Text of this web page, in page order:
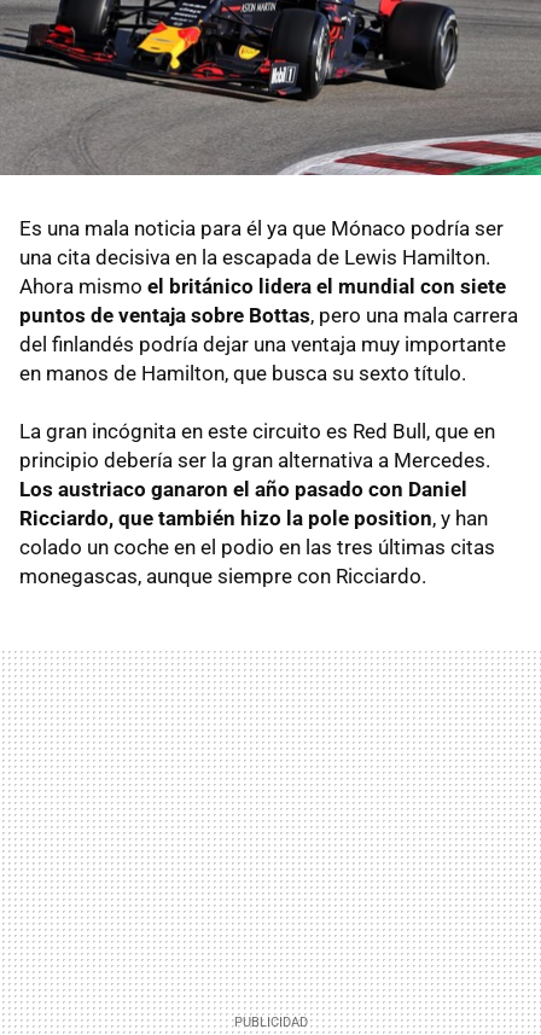
Es una mala noticia para él ya que Mónaco podría ser
una cita decisiva en la escapada de Lewis Hamilton.
Ahora mismo el británico lidera el mundial con siete
puntos de ventaja sobre Bottas, pero una mala carrera
del finlandés podría dejar una ventaja muy importante
en manos de Hamilton, que busca su sexto título.
La gran incógnita en este circuito es Red Bull, que en
principio debería ser la gran alternativa a Mercedes.
Los austriaco ganaron el año pasado con Daniel
Ricciardo, que también hizo la pole position, y han
colado un coche en el podio en las tres últimas citas
monegascas, aunque siempre con Ricciardo.